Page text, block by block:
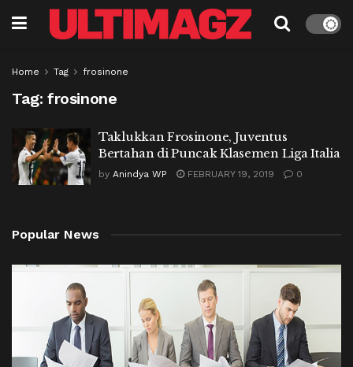
Home Tag frosinone
Tag: frosinone
Taklukkan Frosinone, Juventus
Bertahan di Puncak Klasemen Liga Italia
by Anindya WP FEBRUARY 19, 2019 0
Popular News